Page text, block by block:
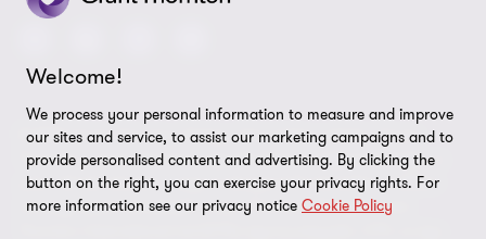
Site Haritası
Çerez Tercihleri
© 2026 Grant Thornton Türkiye. Tüm hakları saklıdır. "Grant
Thornton", Grant Thornton üye firmalarının bağlı bulunduğu ve
çatısı altında denetim, vergi ve danışmanlık hizmetleri verdikleri
markaya işaret etmektedir. Grant Thornton Türkiye, Grant
Welcome!
We process your personal information to measure and improve
our sites and service, to assist our marketing campaigns and to
provide personalised content and advertising. By clicking the
button on the right, you can exercise your privacy rights. For
more information see our privacy notice Cookie Policy